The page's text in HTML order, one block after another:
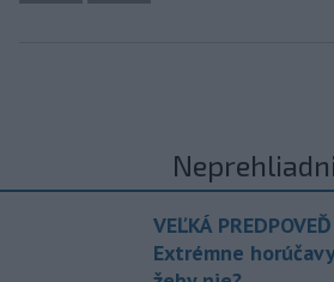
VEĽKÁ
Extrémne